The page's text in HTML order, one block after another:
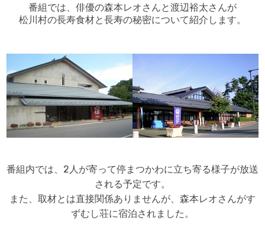
番組では、俳優の森本レオさんと渡辺裕太さんが
松川村の長寿食材と長寿の秘密について紹介します。
番組内では、2人が寄って停まつかわに立ち寄る様子が放送
される予定です。
また、取材とは直接関係ありませんが、森本レオさんがす
ずむし荘に宿泊されました。